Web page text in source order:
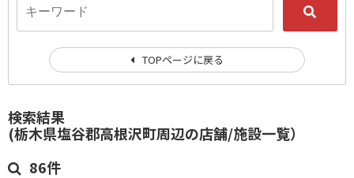
検索結果
(栃木県塩谷郡高根沢町周辺の店舗/施設一覧）
86件
TOPページに戻る